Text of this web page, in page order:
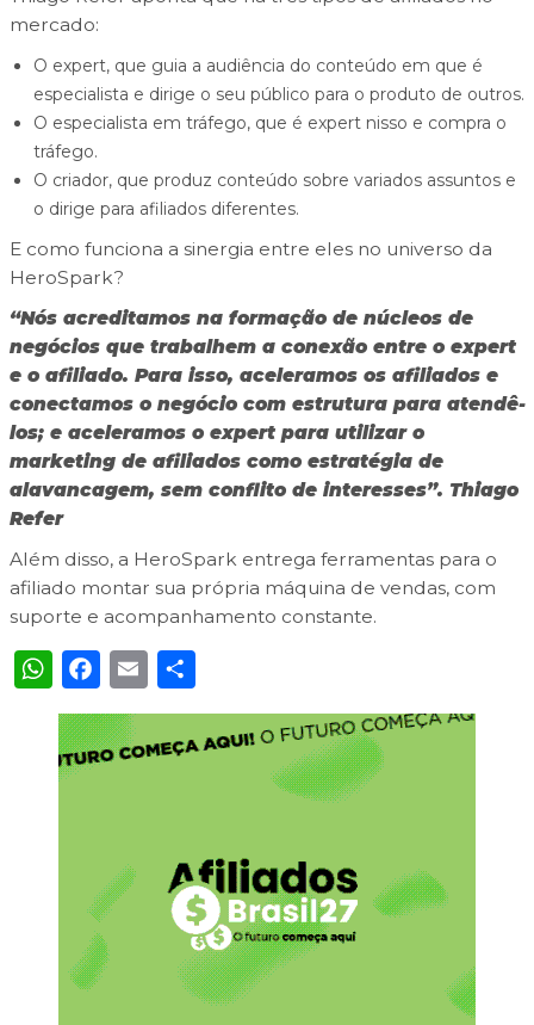
mercado:
O expert, que guia a audiência do conteúdo em que é
especialista e dirige o seu público para o produto de outros.
O especialista em tráfego, que é expert nisso e compra o
tráfego.
O criador, que produz conteúdo sobre variados assuntos e
o dirige para afiliados diferentes.
E como funciona a sinergia entre eles no universo da
HeroSpark?
“Nós acreditamos na formação de núcleos de
negócios que trabalhem a conexão entre o expert
e o afiliado. Para isso, aceleramos os afiliados e
conectamos o negócio com estrutura para atendê-
los; e aceleramos o expert para utilizar o
marketing de afiliados como estratégia de
alavancagem, sem conflito de interesses”. Thiago
Refer
Além disso, a HeroSpark entrega ferramentas para o
afiliado montar sua própria máquina de vendas, com
suporte e acompanhamento constante.
WhatsApp
Facebook
EmailShare